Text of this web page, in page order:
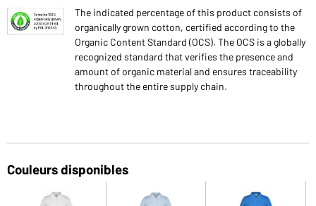
The indicated percentage of this product consists of
organically grown cotton, certified according to the
Organic Content Standard (OCS). The OCS is a globally
recognized standard that verifies the presence and
amount of organic material and ensures traceability
throughout the entire supply chain.
Couleurs disponibles